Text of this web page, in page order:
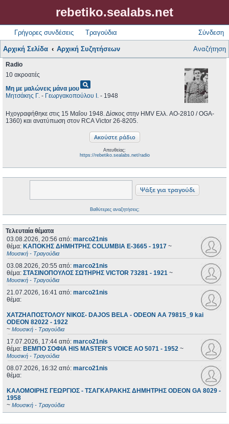
rebetiko.sealabs.net
Γρήγορες συνδέσεις Τραγούδια Σύνδεση
Αρχική Σελίδα Αρχική Συζητήσεων Αναζήτηση
Radio
10 ακροατές
Μη με μαλώνεις μάνα μουpageview
Μητσάκης Γ. - Γεωργακοπούλου Ι. - 1948
Ηχογραφήθηκε στις 15 Μαΐου 1948. Δίσκος στην HMV Ελλ. AO-2810 / OGA-
1360) και ανατύπωση στον RCA Victor 26-8205.
Απευθείας:
https://rebetiko.sealabs.net/radio
Βαθύτερες αναζητήσεις;
Τελευταία θέματα
03.08.2026, 20:56 από: marco21nis
θέμα: ΚΑΠΟΚΗΣ ΔΗΜΗΤΡΗΣ COLUMBIA E-3665 - 1917 ~
Μουσική - Τραγούδια
03.08.2026, 20:55 από: marco21nis
θέμα: ΣΤΑΣΙΝΟΠΟΥΛΟΣ ΣΩΤΗΡΗΣ VICTOR 73281 - 1921 ~
Μουσική - Τραγούδια
21.07.2026, 16:41 από: marco21nis
θέμα:
ΧΑΤΖΗΑΠΟΣΤΟΛΟΥ ΝΙΚΟΣ- DAJOS BELA - ODEON AA 79815_9 kai
ODEON 82022 - 1922
~ Μουσική - Τραγούδια
17.07.2026, 17:44 από: marco21nis
θέμα: ΒΕΜΠΟ ΣΟΦΙΑ HIS MASTER'S VOICE AO 5071 - 1952 ~
Μουσική - Τραγούδια
08.07.2026, 16:32 από: marco21nis
θέμα:
ΚΑΛΟΜΟΙΡΗΣ ΓΕΩΡΓΙΟΣ - ΤΣΑΓΚΑΡΑΚΗΣ ΔΗΜΗΤΡΗΣ ODEON GA 8029 -
1958
~ Μουσική - Τραγούδια